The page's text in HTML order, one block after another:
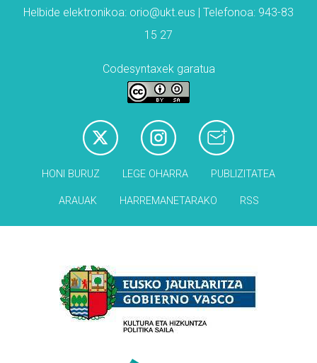
Helbide elektronikoa: orio@ukt.eus | Telefonoa: 943-83
15 27
Codesyntaxek garatua
HONI BURUZ LEGE OHARRA PUBLIZITATEA
ARAUAK HARREMANETARAKO RSS